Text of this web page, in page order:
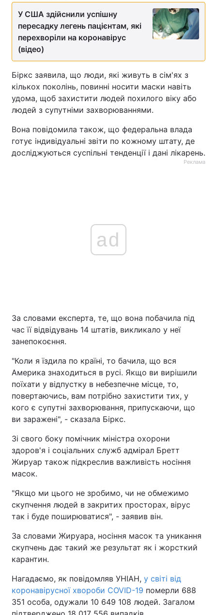
У США здійснили успішну
пересадку легень пацієнтам, які
перехворіли на коронавірус
(відео)
Біркс заявила, що люди, які живуть в сім'ях з
кількох поколінь, повинні носити маски навіть
удома, щоб захистити людей похилого віку або
людей з супутніми захворюваннями.
Вона повідомила також, що федеральна влада
готує індивідуальні звіти по кожному штату, де
досліджуються суспільні тенденції і дані лікарень.
Реклама
ad
За словами експерта, те, що вона побачила під
час її відвідувань 14 штатів, викликало у неї
занепокоєння.
"Коли я їздила по країні, то бачила, що вся
Америка знаходиться в русі. Якщо ви вирішили
поїхати у відпустку в небезпечне місце, то,
повертаючись, вам потрібно захистити тих, у
кого є супутні захворювання, припускаючи, що
ви заражені", - сказала Біркс.
Зі свого боку помічник міністра охорони
здоров'я і соціальних служб адмірал Бретт
Жируар також підкреслив важливість носіння
масок.
"Якщо ми цього не зробимо, чи не обмежимо
скупчення людей в закритих просторах, вірус
так і буде поширюватися", - заявив він.
За словами Жируара, носіння масок та уникання
скупчень дає такий же результат як і жорсткий
карантин.
Нагадаємо, як повідомляв УНІАН, у світі від
коронавірусної хвороби COVID-19 померли 688
351 особа, одужали 10 649 108 людей. Загалом